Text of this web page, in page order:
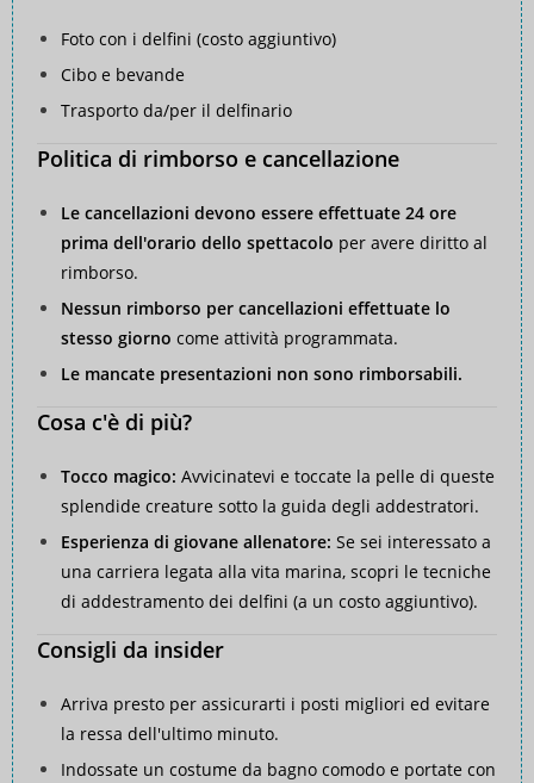
Foto con i delfini (costo aggiuntivo)
Cibo e bevande
Trasporto da/per il delfinario
Politica di rimborso e cancellazione
Le cancellazioni devono essere effettuate 24 ore
prima dell'orario dello spettacolo per avere diritto al
rimborso.
Nessun rimborso per cancellazioni effettuate lo
stesso giorno come attività programmata.
Le mancate presentazioni non sono rimborsabili.
Cosa c'è di più?
Tocco magico: Avvicinatevi e toccate la pelle di queste
splendide creature sotto la guida degli addestratori.
Esperienza di giovane allenatore: Se sei interessato a
una carriera legata alla vita marina, scopri le tecniche
di addestramento dei delfini (a un costo aggiuntivo).
Consigli da insider
Arriva presto per assicurarti i posti migliori ed evitare
la ressa dell'ultimo minuto.
Indossate un costume da bagno comodo e portate con